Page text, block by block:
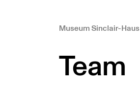
Museum Sinclair-Haus
Team